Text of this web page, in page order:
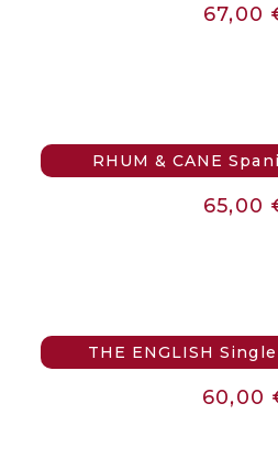
67,00
RHUM & CANE
65,00
THE ENGLISH
60,00